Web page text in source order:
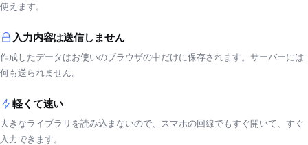
使えます。
入力内容は送信しません
作成したデータはお使いのブラウザの中だけに保存されます。サーバーには
何も送られません。
軽くて速い
大きなライブラリを読み込まないので、スマホの回線でもすぐ開いて、すぐ
入力できます。